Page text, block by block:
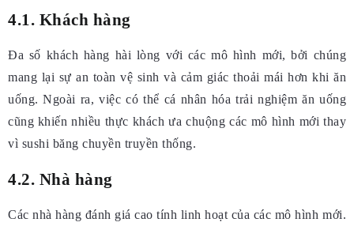
4.1. Khách hàng
Đa số khách hàng hài lòng với các mô hình mới, bởi chúng
mang lại sự an toàn vệ sinh và cảm giác thoải mái hơn khi ăn
uống. Ngoài ra, việc có thể cá nhân hóa trải nghiệm ăn uống
cũng khiến nhiều thực khách ưa chuộng các mô hình mới thay
vì sushi băng chuyền truyền thống.
4.2. Nhà hàng
Các nhà hàng đánh giá cao tính linh hoạt của các mô hình mới.